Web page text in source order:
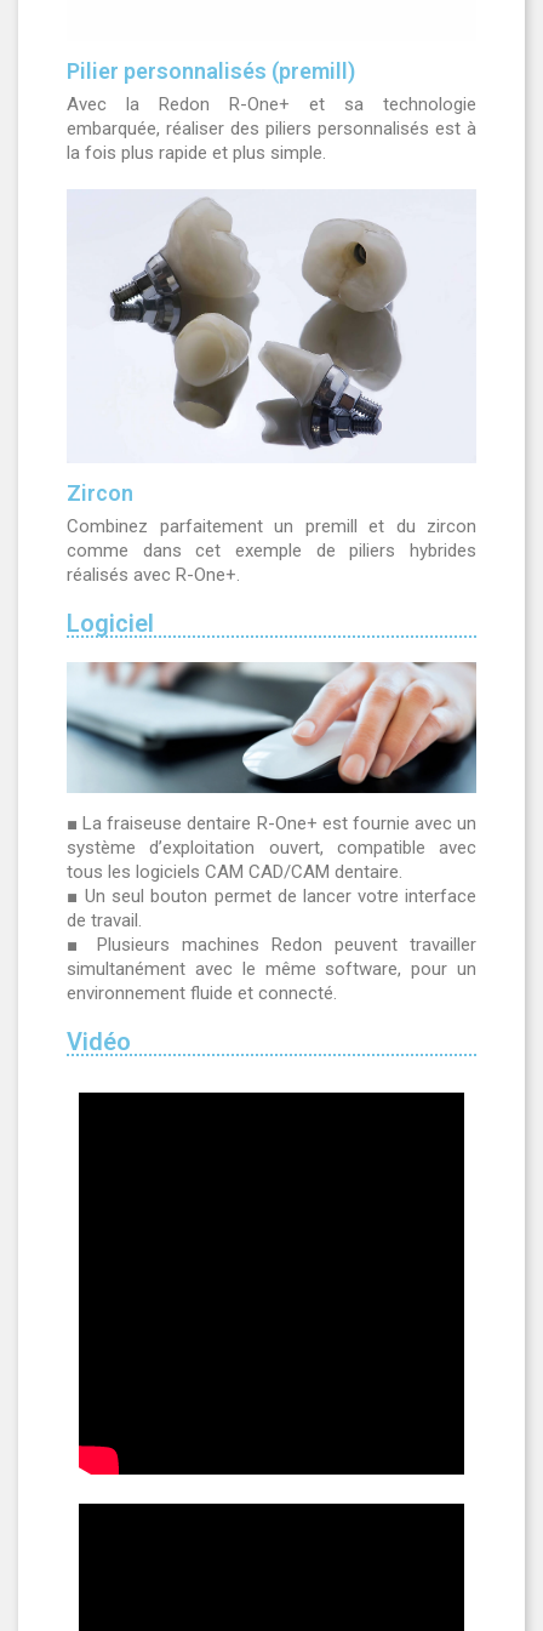
Pilier personnalisés (premill)
Avec la Redon R-One+ et sa technologie
embarquée, réaliser des piliers personnalisés est à
la fois plus rapide et plus simple.
Zircon
Combinez parfaitement un premill et du zircon
comme dans cet exemple de piliers hybrides
réalisés avec R-One+.
Logiciel
■ La fraiseuse dentaire R-One+ est fournie avec un
système d’exploitation ouvert, compatible avec
tous les logiciels CAM CAD/CAM dentaire.
■ Un seul bouton permet de lancer votre interface
de travail.
■ Plusieurs machines Redon peuvent travailler
simultanément avec le même software, pour un
environnement fluide et connecté.
Vidéo